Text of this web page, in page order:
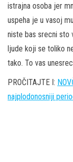
istrajna osoba jer
uspeha je u vasoj
niste bas srecni sto
ljude koji se toliko
tako. To vas
PROČITAJTE I:
najplodonosniji